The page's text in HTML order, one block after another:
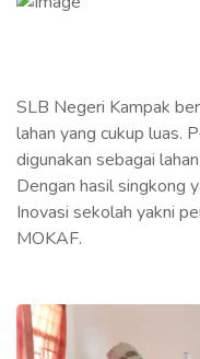
SLB Negeri Kampak
lahan yang cukup luas.
digunakan sebagai
Dengan hasil singkong
Inovasi sekolah yakni
MOKAF.